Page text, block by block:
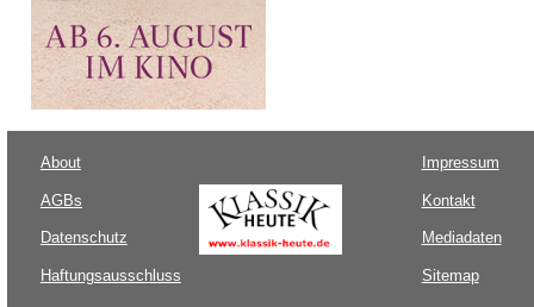
About
AGBs
Datenschutz
Haftungsausschluss
Impressum
Kontakt
Mediadaten
Sitemap